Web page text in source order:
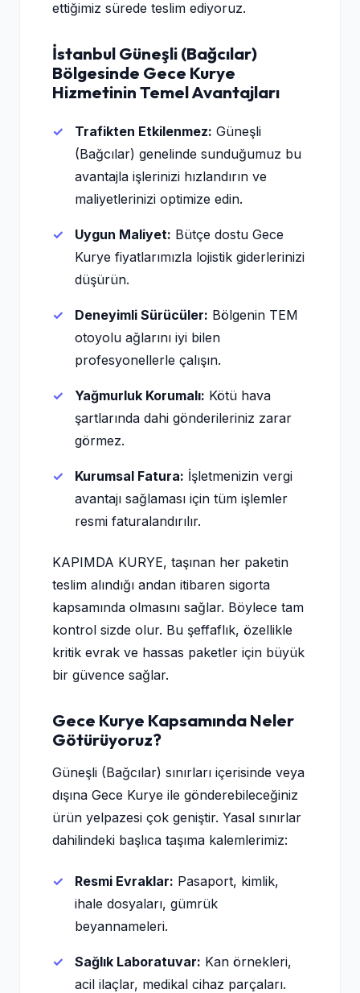
ettiğimiz sürede teslim ediyoruz.
İstanbul Güneşli (Bağcılar)
Bölgesinde Gece Kurye
Hizmetinin Temel Avantajları
Trafikten Etkilenmez: Güneşli
(Bağcılar) genelinde sunduğumuz bu
avantajla işlerinizi hızlandırın ve
maliyetlerinizi optimize edin.
Uygun Maliyet: Bütçe dostu Gece
Kurye fiyatlarımızla lojistik giderlerinizi
düşürün.
Deneyimli Sürücüler: Bölgenin TEM
otoyolu ağlarını iyi bilen
profesyonellerle çalışın.
Yağmurluk Korumalı: Kötü hava
şartlarında dahi gönderileriniz zarar
görmez.
Kurumsal Fatura: İşletmenizin vergi
avantajı sağlaması için tüm işlemler
resmi faturalandırılır.
KAPIMDA KURYE, taşınan her paketin
teslim alındığı andan itibaren sigorta
kapsamında olmasını sağlar. Böylece tam
kontrol sizde olur. Bu şeffaflık, özellikle
kritik evrak ve hassas paketler için büyük
bir güvence sağlar.
Gece Kurye Kapsamında Neler
Götürüyoruz?
Güneşli (Bağcılar) sınırları içerisinde veya
dışına Gece Kurye ile gönderebileceğiniz
ürün yelpazesi çok geniştir. Yasal sınırlar
dahilindeki başlıca taşıma kalemlerimiz:
Resmi Evraklar: Pasaport, kimlik,
ihale dosyaları, gümrük
beyannameleri.
Sağlık Laboratuvar: Kan örnekleri,
acil ilaçlar, medikal cihaz parçaları.